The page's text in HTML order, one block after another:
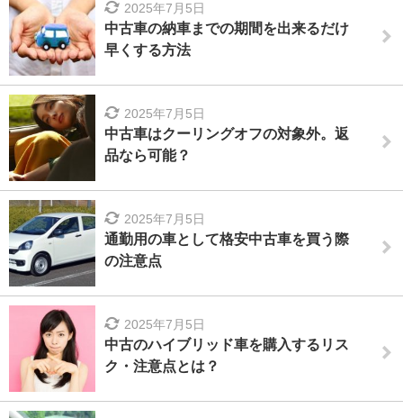
2025年7月5日
中古車の納車までの期間を出来るだけ
早くする方法
2025年7月5日
中古車はクーリングオフの対象外。返
品なら可能？
2025年7月5日
通勤用の車として格安中古車を買う際
の注意点
2025年7月5日
中古のハイブリッド車を購入するリス
ク・注意点とは？